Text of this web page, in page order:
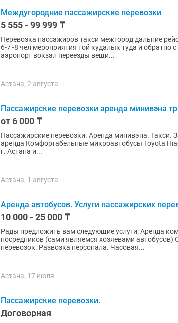
Междугородние пассажирские перевозки
5 555 - 99 999 ₸
Перевозка пассажиров такси межгород дальние
6-7 -8 чел мероприятия той кудалык туда и обратно
аэропорт вокзал переезды вещи...
Астана, 2 августа
Пассажирские перевозки аренда минивэна
от 6 000 ₸
Пассажирские перевозки. Аренда минивэна. Такси.
аренда Комфортабельные микроавтобусы Toyota Hiace 13-14 мест Пассажирские перевозки по
г. Астана и...
Астана, 1 августа
Аренда автобусов. Услуги пассажирских
10 000 - 25 000 ₸
Рады предложить вам следующие услуги: Аренда
посредников (сами являемся хозяевами
перевозок. Развозка персонала. Часовая...
Астана, 17 июля
Пассажирские перевозки.
Договорная